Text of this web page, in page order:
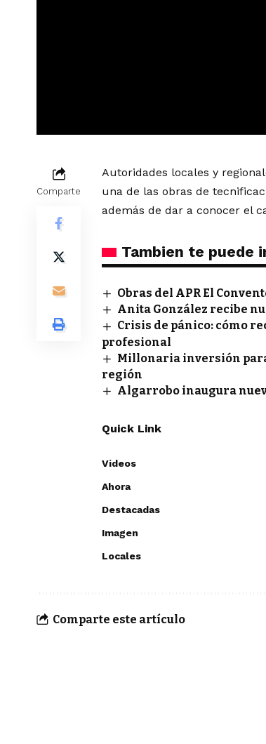
Comparte
Autoridades locales y
una de las obras de
además de dar a conocer el
Tambien te puede
Obras del APR El
Anita González recibe
Crisis de pánico: cómo
profesional
Millonaria inversión
región
Algarrobo inaugura
Quick Link
Videos
Ahora
Destacadas
Imagen
Locales
Comparte este artículo